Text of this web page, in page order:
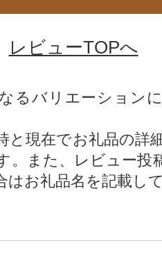
レビューTOPへ
るバリエーション
と現在でお礼品の詳
。また、レビュー投
はお礼品名を記載し